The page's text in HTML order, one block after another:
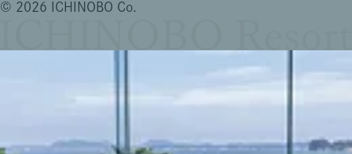
© 2026 ICHINOBO Co.